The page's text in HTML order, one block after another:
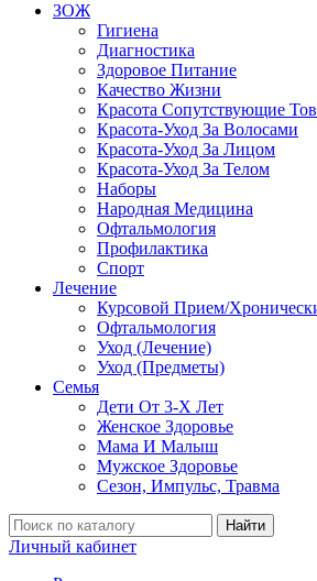
ЗОЖ
Гигиена
Диагностика
Здоровое Питание
Качество Жизни
Красота Сопутствующие
Красота-Уход За Волосами
Красота-Уход За Лицом
Красота-Уход За Телом
Наборы
Народная Медицина
Офтальмология
Профилактика
Спорт
Лечение
Курсовой Прием/
Офтальмология
Уход (Лечение)
Уход (Предметы)
Семья
Дети От 3-Х Лет
Женское Здоровье
Мама И Малыш
Мужское Здоровье
Сезон, Импульс, Травма
Найти
Личный кабинет